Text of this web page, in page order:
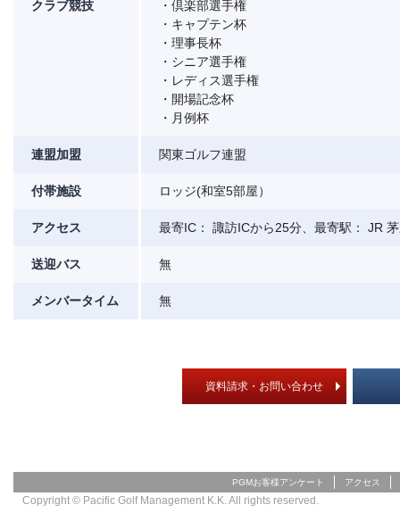
クラブ競技
・倶楽部選手権
・キャプテン杯
・理事長杯
・シニア選手権
・レディス選手権
・開場記念杯
・月例杯
連盟加盟 関東ゴルフ連盟
付帯施設 ロッジ(和室5部屋）
アクセス 最寄IC： 諏訪ICから25分、最寄駅： JR
送迎バス 無
メンバータイム 無
資料請求・お問い合わせ
PGMお客様アンケート アクセス
Copyright © Pacific Golf Management K.K. All rights reserved.